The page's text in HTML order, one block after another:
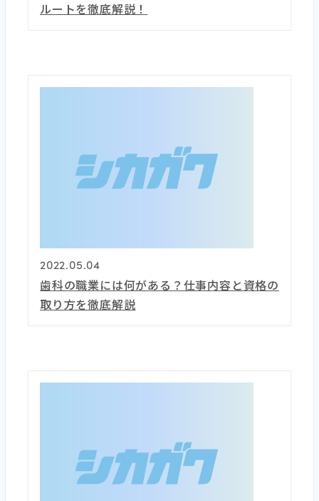
ルートを徹底解説！
2022.05.04
歯科の職業には何がある？仕事内容と資格の
取り方を徹底解説